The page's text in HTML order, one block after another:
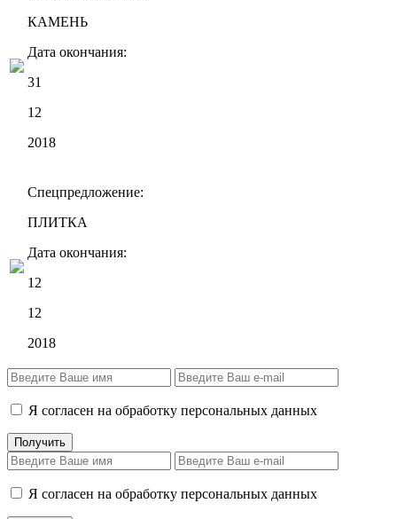
КАМЕНЬ
Дата окончания:
31
12
2018
Спецпредложение:
ПЛИТКА
Дата окончания:
12
12
2018
Я согласен на обработку персональных данных
Я согласен на обработку персональных данных